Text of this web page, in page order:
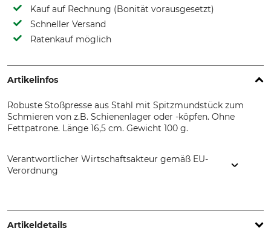
Kauf auf Rechnung (Bonität vorausgesetzt)
Schneller Versand
Ratenkauf möglich
Artikelinfos
Robuste Stoßpresse aus Stahl mit Spitzmundstück zum
Schmieren von z.B. Schienenlager oder -köpfen. Ohne
Fettpatrone. Länge 16,5 cm. Gewicht 100 g.
Verantwortlicher Wirtschaftsakteur gemäß EU-
Verordnung
Germany, www.samoa-hallbauer.de
Artikeldetails